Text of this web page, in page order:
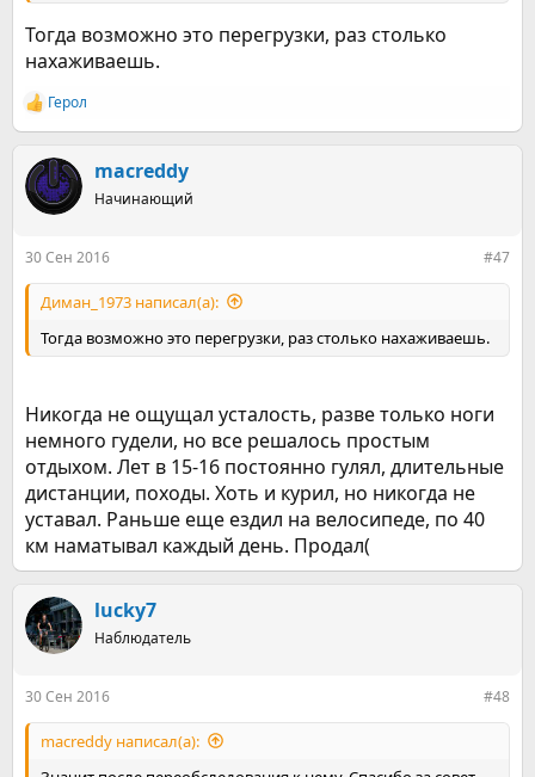
Тогда возможно это перегрузки, раз столько
нахаживаешь.
Р
е
к
ц
и
Герол
macreddy
Начинающий
30 Сен 2016 #47
Диман_1973 написал(а):
Тогда возможно это перегрузки, раз столько нахаживаешь.
Никогда не ощущал усталость, разве только ноги
немного гудели, но все решалось простым
отдыхом. Лет в 15-16 постоянно гулял, длительные
дистанции, походы. Хоть и курил, но никогда не
уставал. Раньше еще ездил на велосипеде, по 40
км наматывал каждый день. Продал(
lucky7
Наблюдатель
30 Сен 2016 #48
macreddy написал(а):